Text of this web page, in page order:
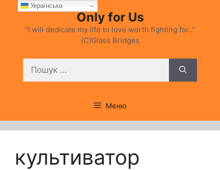
Перейти
вмісту
Only for Us
"I will dedicate my life to love worth fighting for.."
(C)Glass Bridges
Меню
культиватор
Українська